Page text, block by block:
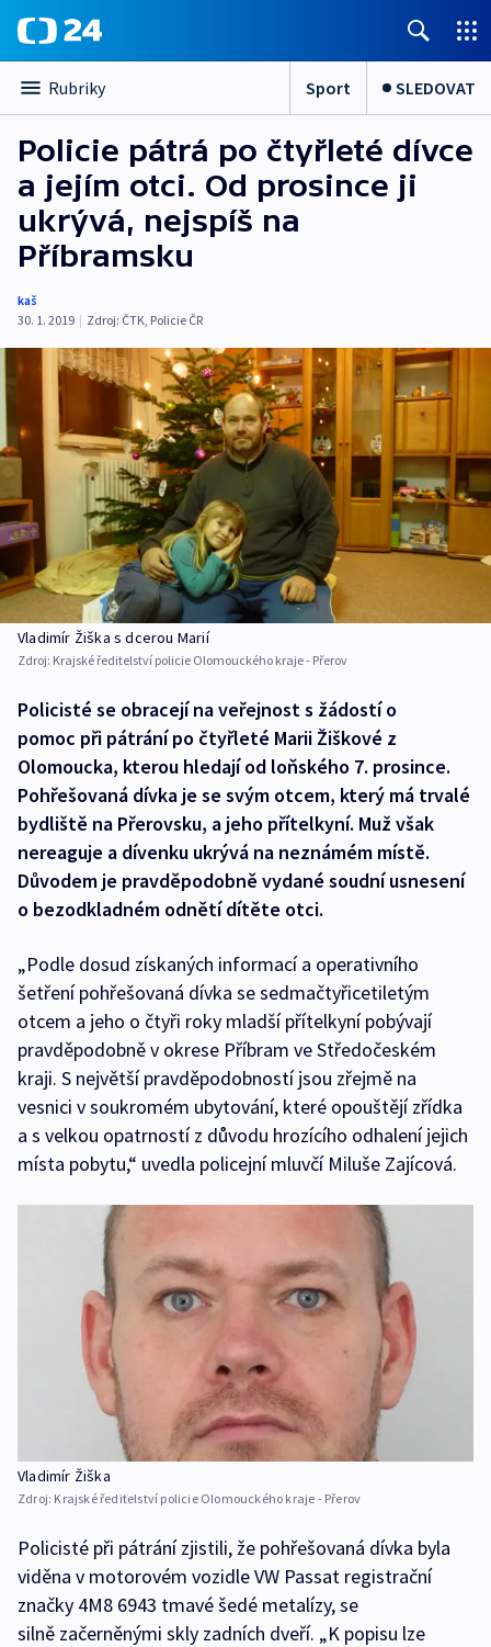
Rubriky Sport SLEDOVAT
Policie pátrá po čtyřleté dívce
a jejím otci. Od prosince ji
ukrývá, nejspíš na
Příbramsku
kaš
30. 1. 2019 | Zdroj: ČTK, Policie ČR
Vladimír Žiška s dcerou Marií
Zdroj: Krajské ředitelství policie Olomouckého kraje - Přerov
Policisté se obracejí na veřejnost s žádostí o
pomoc při pátrání po čtyřleté Marii Žiškové z
Olomoucka, kterou hledají od loňského 7. prosince.
Pohřešovaná dívka je se svým otcem, který má trvalé
bydliště na Přerovsku, a jeho přítelkyní. Muž však
nereaguje a dívenku ukrývá na neznámém místě.
Důvodem je pravděpodobně vydané soudní usnesení
o bezodkladném odnětí dítěte otci.
„Podle dosud získaných informací a operativního
šetření pohřešovaná dívka se sedmačtyřicetiletým
otcem a jeho o čtyři roky mladší přítelkyní pobývají
pravděpodobně v okrese Příbram ve Středočeském
kraji. S největší pravděpodobností jsou zřejmě na
vesnici v soukromém ubytování, které opouštějí zřídka
a s velkou opatrností z důvodu hrozícího odhalení jejich
místa pobytu,“ uvedla policejní mluvčí Miluše Zajícová.
Vladimír Žiška
Zdroj: Krajské ředitelství policie Olomouckého kraje - Přerov
Policisté při pátrání zjistili, že pohřešovaná dívka byla
viděna v motorovém vozidle VW Passat registrační
značky 4M8 6943 tmavé šedé metalízy, se
silně začerněnými skly zadních dveří. „K popisu lze